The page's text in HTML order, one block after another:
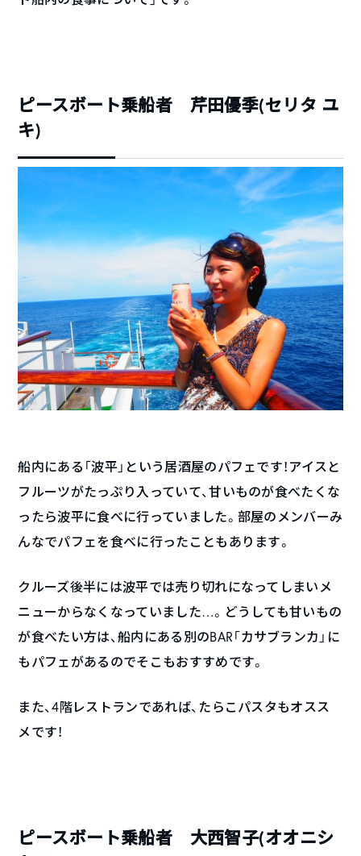
ピースボート乗船者 芹田優季(セリタ ユ
キ)
船内にある「波平」という居酒屋のパフェです！アイスと
フルーツがたっぷり入っていて、甘いものが食べたくな
ったら波平に食べに行っていました。部屋のメンバーみ
んなでパフェを食べに行ったこともあります。
クルーズ後半には波平では売り切れになってしまいメ
ニューからなくなっていました…。どうしても甘いもの
が食べたい方は、船内にある別のBAR「カサブランカ」に
もパフェがあるのでそこもおすすめです。
また、4階レストランであれば、たらこパスタもオスス
メです！
ピースボート乗船者 大西智子(オオニシ